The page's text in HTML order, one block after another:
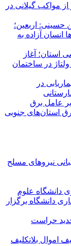
از مواکب گیلانی در
حسینی: اربعین؛
انسان آزاده به
استان؛ آغاز
در ساختمان
در
عامل برق
استان‌های جنوبی
نیرو‌های مسلح
دانشگاه علوم
دانشگاه برگزار
حراست
اموال بلاتکلیف